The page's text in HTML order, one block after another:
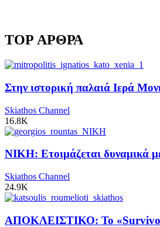
TOP ΑΡΘΡΑ
Στην ιστορική παλαιά Ιερά
Skiathos Channel
16.8K
ΝΙΚΗ: Ετοιμάζεται δυναμικά
Skiathos Channel
24.9K
ΑΠΟΚΛΕΙΣΤΙΚΟ: Το «Survivor»